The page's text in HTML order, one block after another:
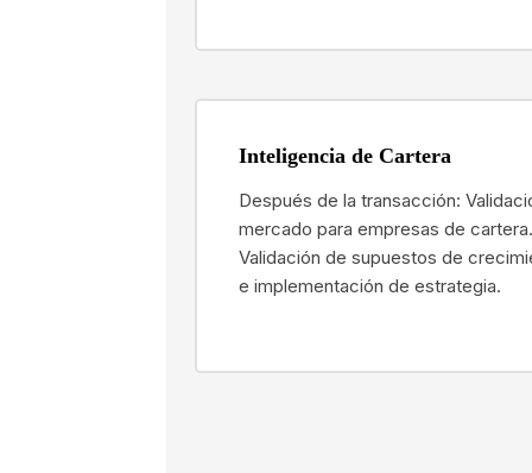
Inteligencia de Cartera
Después de la transacción:
mercado para empresas de cartera.
Validación de supuestos de
e implementación de estrategia.